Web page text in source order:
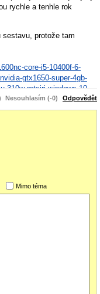
rychle a tenhle rok
protože tam
core-i5-10400f-6-
gtx1650-super-4gb-
310w-mtsiri-windows-10-
YfL8AIVygCiAx1Q-
základu na hraní + 5000
tg01-1901nc-black-
16-18k nyní.
Nesouhlasím (-0) Odpovědět
Mimo téma